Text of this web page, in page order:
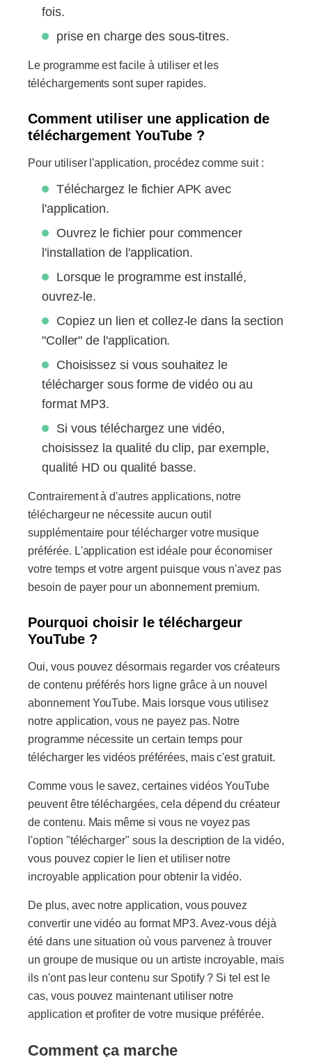
fois.
prise en charge des sous-titres.
Le programme est facile à utiliser et les
téléchargements sont super rapides.
Comment utiliser une application de
téléchargement YouTube ?
Pour utiliser l'application, procédez comme suit :
Téléchargez le fichier APK avec
l'application.
Ouvrez le fichier pour commencer
l'installation de l'application.
Lorsque le programme est installé,
ouvrez-le.
Copiez un lien et collez-le dans la section
"Coller" de l'application.
Choisissez si vous souhaitez le
télécharger sous forme de vidéo ou au
format MP3.
Si vous téléchargez une vidéo,
choisissez la qualité du clip, par exemple,
qualité HD ou qualité basse.
Contrairement à d'autres applications, notre
téléchargeur ne nécessite aucun outil
supplémentaire pour télécharger votre musique
préférée. L'application est idéale pour économiser
votre temps et votre argent puisque vous n'avez pas
besoin de payer pour un abonnement premium.
Pourquoi choisir le téléchargeur
YouTube ?
Oui, vous pouvez désormais regarder vos créateurs
de contenu préférés hors ligne grâce à un nouvel
abonnement YouTube. Mais lorsque vous utilisez
notre application, vous ne payez pas. Notre
programme nécessite un certain temps pour
télécharger les vidéos préférées, mais c'est gratuit.
Comme vous le savez, certaines vidéos YouTube
peuvent être téléchargées, cela dépend du créateur
de contenu. Mais même si vous ne voyez pas
l'option "télécharger" sous la description de la vidéo,
vous pouvez copier le lien et utiliser notre
incroyable application pour obtenir la vidéo.
De plus, avec notre application, vous pouvez
convertir une vidéo au format MP3. Avez-vous déjà
été dans une situation où vous parvenez à trouver
un groupe de musique ou un artiste incroyable, mais
ils n'ont pas leur contenu sur Spotify ? Si tel est le
cas, vous pouvez maintenant utiliser notre
application et profiter de votre musique préférée.
Comment ça marche